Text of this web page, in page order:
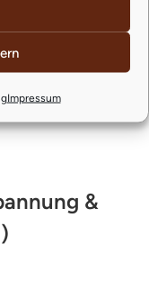
Impressum
&